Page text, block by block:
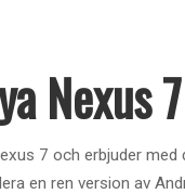
Nexus 7
7 och erbjuder
en ren version av